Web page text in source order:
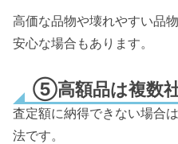
高価な品物や壊れやすい品
安心な場合もあります。
⑤高額品は複数
査定額に納得できない場合
法です。